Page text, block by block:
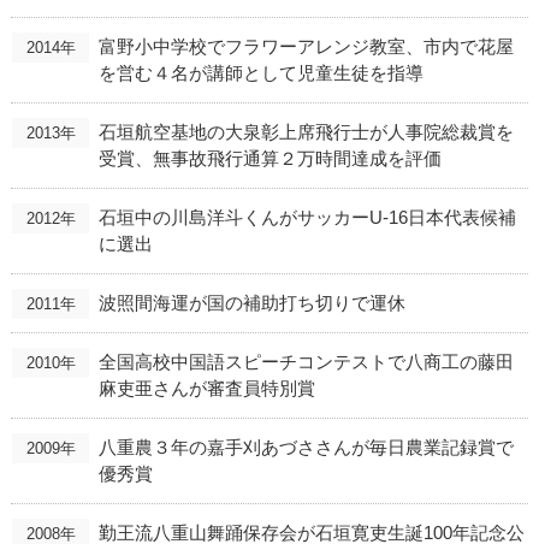
2014年
富野小中学校でフラワーアレンジ教室、市内で花屋
を営む４名が講師として児童生徒を指導
2013年
石垣航空基地の大泉彰上席飛行士が人事院総裁賞を
受賞、無事故飛行通算２万時間達成を評価
2012年
石垣中の川島洋斗くんがサッカーU-16日本代表候補
に選出
2011年 波照間海運が国の補助打ち切りで運休
2010年
全国高校中国語スピーチコンテストで八商工の藤田
麻吏亜さんが審査員特別賞
2009年
八重農３年の嘉手刈あづささんが毎日農業記録賞で
優秀賞
2008年 勤王流八重山舞踊保存会が石垣寛吏生誕100年記念公